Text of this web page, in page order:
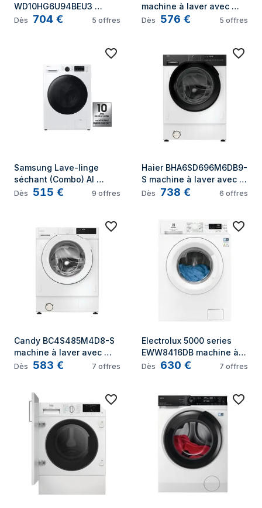
WD10HG6U94BEU3
machine à laver avec
Dès 704 € 5 offres
machine à laver avec
sèche linge Pose libre
Dès 576 € 5 offres
Samsung Lave-linge
séchant (Combo) AI
Ecobubble 8kg + 6kg
Dès 515 € 9 offres
Haier BHA6SD696M6DB9-
S machine à laver avec
sèche linge Intégré
Dès 738 € 6 offres
Candy BC4S485M4D8-S
machine à laver avec
sèche linge Intégré
Dès 583 € 7 offres
Electrolux 5000 series
EWW8416DB machine à
laver avec sèche linge
Dès 630 € 7 offres